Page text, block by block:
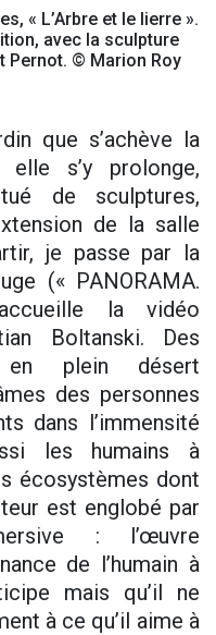
« L’Arbre et le lierre ».
avec la sculpture
Pernot. © Marion Roy
que s’achève la
s’y prolonge,
de sculptures,
de la salle
je passe par la
(« PANORAMA.
la vidéo
Boltanski. Des
en plein désert
des personnes
dans l’immensité
les humains à
écosystèmes dont
est englobé par
: l’œuvre
de l’humain à
mais qu’il ne
à ce qu’il aime à